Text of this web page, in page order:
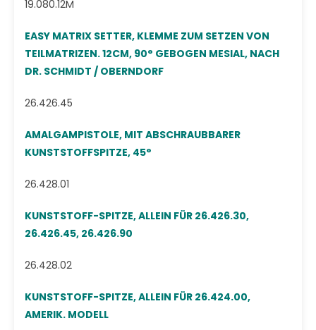
19.080.12M
EASY MATRIX SETTER, KLEMME ZUM SETZEN VON
TEILMATRIZEN. 12CM, 90° GEBOGEN MESIAL, NACH
DR. SCHMIDT / OBERNDORF
26.426.45
AMALGAMPISTOLE, MIT ABSCHRAUBBARER
KUNSTSTOFFSPITZE, 45°
26.428.01
KUNSTSTOFF-SPITZE, ALLEIN FÜR 26.426.30,
26.426.45, 26.426.90
26.428.02
KUNSTSTOFF-SPITZE, ALLEIN FÜR 26.424.00,
AMERIK. MODELL